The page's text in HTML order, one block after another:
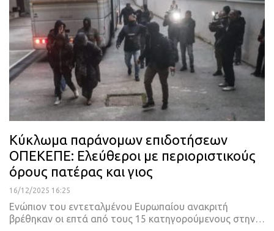
Κύκλωμα παράνομων επιδοτήσεων
ΟΠΕΚΕΠΕ: Ελεύθεροι με περιοριστικούς
όρους πατέρας και γιος
16/12/2025 16:25
Ενώπιον του εντεταλμένου Ευρωπαίου ανακριτή
βρέθηκαν οι επτά από τους 15 κατηγορούμενους στην…